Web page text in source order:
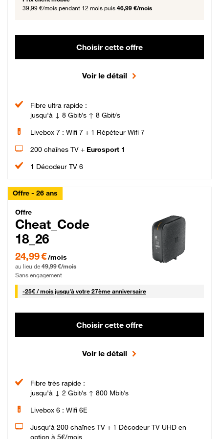
39,99 €/mois pendant 12 mois puis 46,99 €/mois
Choisir cette offre
Voir le détail
Fibre ultra rapide :
jusqu'à ↓ 8 Gbit/s ↑ 8 Gbit/s
Livebox 7 : Wifi 7 + 1 Répéteur Wifi 7
200 chaînes TV + Eurosport 1
1 Décodeur TV 6
Offre - 26 ans
Cheat_Code Fibre_18_26
Offre
Cheat_Code
18_26
24,99 € par mois pendant 0 mois puis 49,99 € par mois, Sans engagement
24,99 €/mois
au lieu de 49,99 €/mois
Sans engagement
-25€ / mois25 € par mois
jusqu'à votre 27ème anniversaire
Choisir cette offre
Voir le détail
Fibre très rapide :
jusqu'à ↓ 2 Gbit/s ↑ 800 Mbit/s
Livebox 6 : Wifi 6E
Jusqu’à 200 chaînes TV + 1 Décodeur TV UHD en
option à 5€/mois